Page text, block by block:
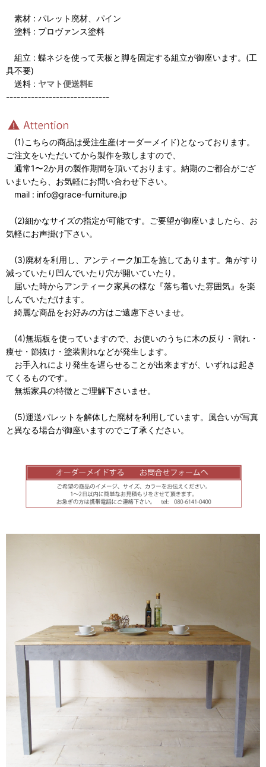
素材 : パレット廃材、パイン
塗料 : プロヴァンス塗料
組立 : 蝶ネジを使って天板と脚を固定する組立が御座います。(工
具不要)
送料 : ヤマト便送料E
-----------------------------
(1)こちらの商品は受注生産(オーダーメイド)となっております。
ご注文をいただいてから製作を致しますので、
通常1〜2か月の製作期間を頂いております。納期のご都合がござ
いまいたら、お気軽にお問い合わせ下さい。
mail : info@grace-furniture.jp
(2)細かなサイズの指定が可能です。ご要望が御座いましたら、お
気軽にお声掛け下さい。
(3)廃材を利用し、アンティーク加工を施してあります。角がすり
減っていたり凹んでいたり穴が開いていたり。
届いた時からアンティーク家具の様な『落ち着いた雰囲気』を楽
しんでいただけます。
綺麗な商品をお好みの方はご遠慮下さいませ。
(4)無垢板を使っていますので、お使いのうちに木の反り・割れ・
痩せ・節抜け・塗装割れなどが発生します。
お手入れにより発生を遅らせることが出来ますが、いずれは起き
てくるものです。
無垢家具の特徴とご理解下さいませ。
(5)運送パレットを解体した廃材を利用しています。風合いが写真
と異なる場合が御座いますのでご了承ください。